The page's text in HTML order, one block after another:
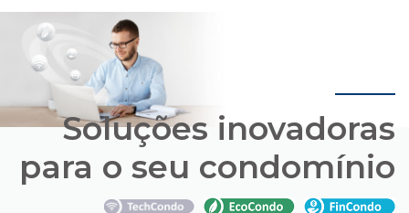
para o seu condomínio
Conheça os pacotes de soluções que a Cipa
oferece em parceria com empresas que estão
trazendo novas opções para o mercado de
condomínios.